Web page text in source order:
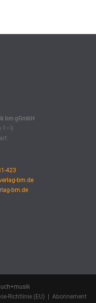
bm gGmbH
1–3
423
bm.de
bm.de
Richtlinie (EU) | Abonnement